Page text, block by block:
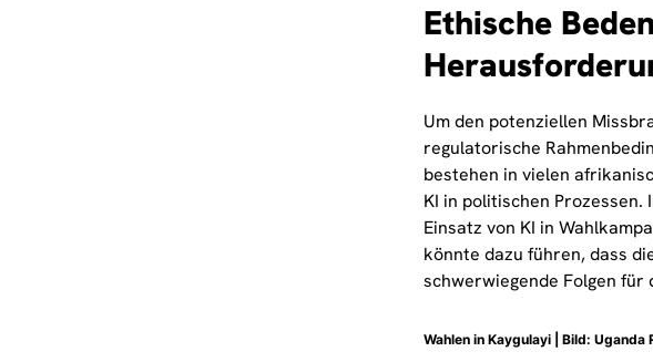
Ethische
Um den potenziellen
regulatorische
bestehen in vielen
KI in politischen Prozessen.
Einsatz von KI in
könnte dazu führen, dass
schwerwiegende Folgen
Wahlen in Kaygulayi | Bild: Uganda